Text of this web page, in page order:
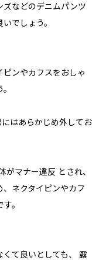
ズなどのデニムパンツ
でしょう。
ンやカフスをおしゃ
はあらかじめ外してお
がマナー違反 とされ、
ネクタイピンやカフ
。
くて良いとしても、 露